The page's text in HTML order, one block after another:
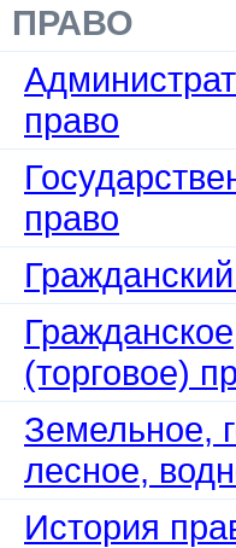
ПРАВО
право
право
Гражданское
(торговое)
Земельное,
лесное,
История